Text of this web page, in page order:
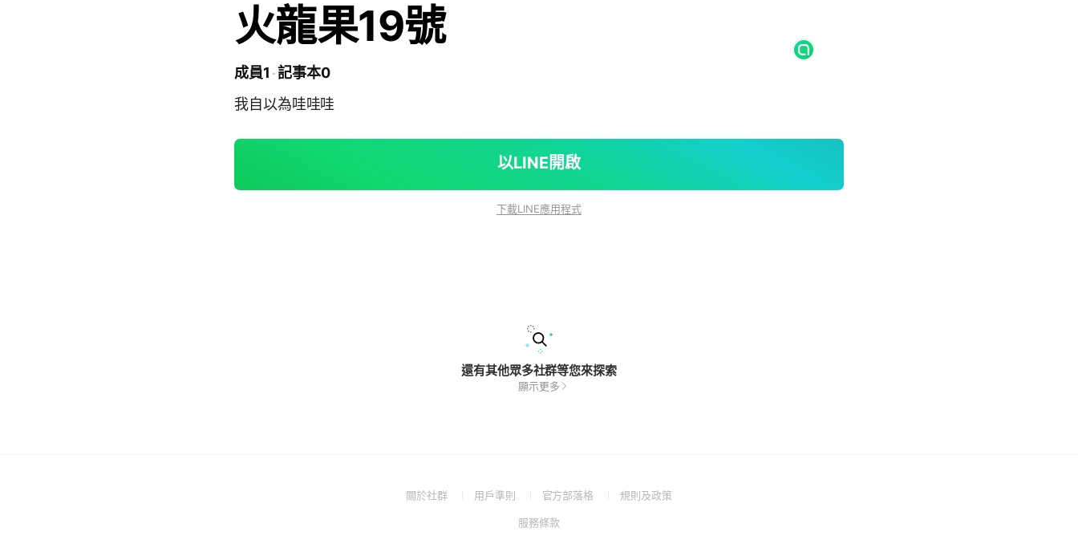
火龍果19號
成員1 記事本0
我自以為哇哇哇
以LINE開啟
下載LINE應用程式
還有其他眾多社群等您來探索
顯示更多
關於社群
(Open用戶準則
(Open
a
官方部落格
(Open規則及政策(Open
服務條款(Open